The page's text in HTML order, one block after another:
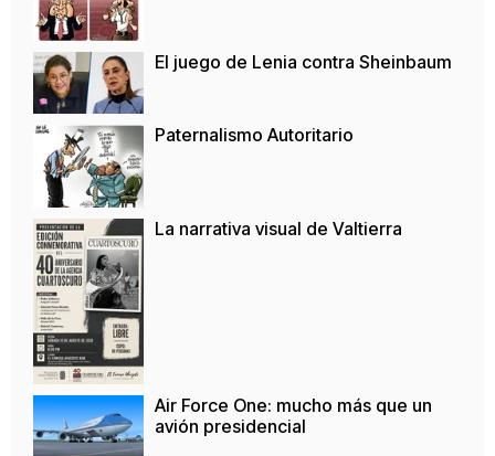
El juego de Lenia contra Sheinbaum
Paternalismo Autoritario
La narrativa visual de Valtierra
Air Force One: mucho más que un
avión presidencial